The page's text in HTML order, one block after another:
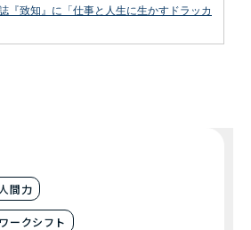
『致知』に「仕事と人生に生かすドラッカ
間力
ークシフト